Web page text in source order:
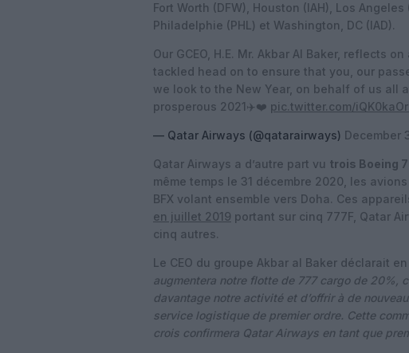
Fort Worth (DFW), Houston (IAH), Los Angeles
Philadelphie (PHL) et Washington, DC (IAD).
Our GCEO, H.E. Mr. Akbar Al Baker, reflects
tackled head on to ensure that you, our
we look to the New Year, on behalf of us all
prosperous 2021✈️❤️ pic.twitter.com/
— Qatar Airways (@qatarairways) December
Qatar Airways a d’autre part vu trois Boeing
même temps le 31 décembre 2020, les
BFX volant ensemble vers Doha. Ces
en juillet 2019 portant sur cinq 777F, Qatar
cinq autres.
Le CEO du groupe Akbar al Baker déclarait
augmentera notre flotte de 777 cargo de 20%,
davantage notre activité et d’offrir à de
service logistique de premier ordre. Cette
crois confirmera Qatar Airways en tant que